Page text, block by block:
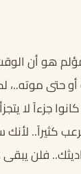
هو أن
حتى
جزءاً لا
كثيراً..
فلن